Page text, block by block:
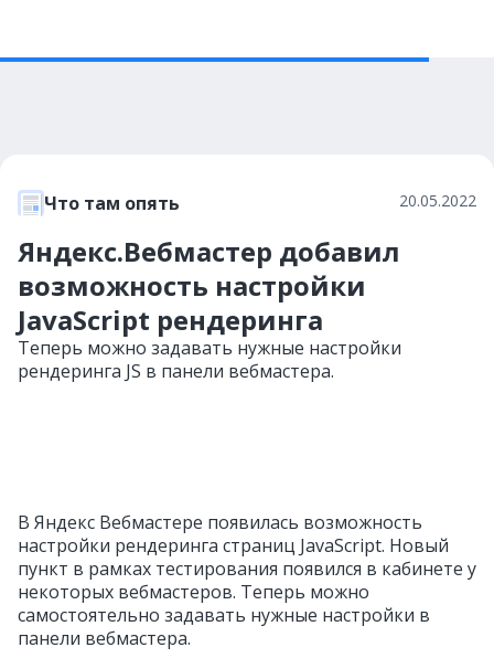
Что там опять 20.05.2022
Яндекс.Вебмастер добавил
возможность настройки
JavaScript рендеринга
Теперь можно задавать нужные настройки
рендеринга JS в панели вебмастера.
В Яндекс Вебмастере появилась возможность
настройки рендеринга страниц JavaScript. Новый
пункт в рамках тестирования появился в кабинете у
некоторых вебмастеров. Теперь можно
самостоятельно задавать нужные настройки в
панели вебмастера.